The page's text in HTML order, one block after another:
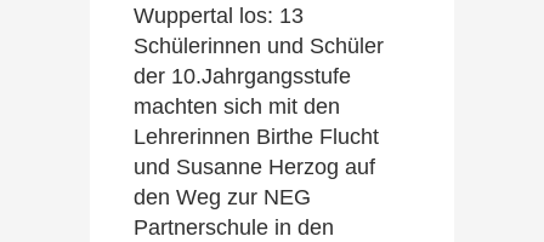
Wuppertal los: 13
Schülerinnen und Schüler
der 10.Jahrgangsstufe
machten sich mit den
Lehrerinnen Birthe Flucht
und Susanne Herzog auf
den Weg zur NEG
Partnerschule in den